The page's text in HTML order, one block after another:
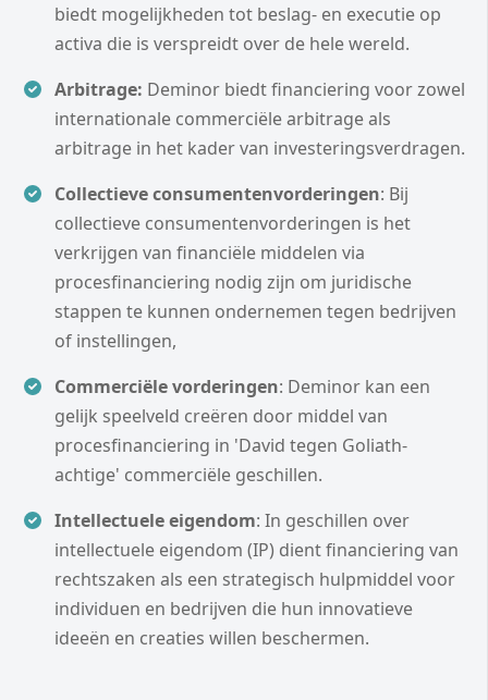
biedt mogelijkheden tot beslag- en executie op
activa die is verspreidt over de hele wereld.
Arbitrage: Deminor biedt financiering voor zowel
internationale commerciële arbitrage als
arbitrage in het kader van investeringsverdragen.
Collectieve consumentenvorderingen: Bij
collectieve consumentenvorderingen is het
verkrijgen van financiële middelen via
procesfinanciering nodig zijn om juridische
stappen te kunnen ondernemen tegen bedrijven
of instellingen,
Commerciële vorderingen: Deminor kan een
gelijk speelveld creëren door middel van
procesfinanciering in 'David tegen Goliath-
achtige' commerciële geschillen.
Intellectuele eigendom: In geschillen over
intellectuele eigendom (IP) dient financiering van
rechtszaken als een strategisch hulpmiddel voor
individuen en bedrijven die hun innovatieve
ideeën en creaties willen beschermen.